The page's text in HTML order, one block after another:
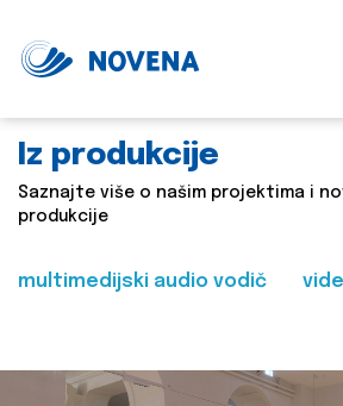
Iz produkcije
Saznajte više o našim projektima i
produkcije
multimedijski audio vodič